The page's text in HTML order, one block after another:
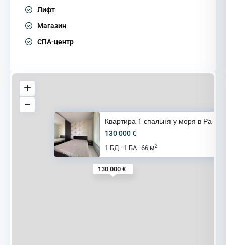
Лифт
Магазин
СПА-центр
130 000 €
Квартира 1 спальня у моря в Ра
130 000 €
1 БД · 1 БА · 66 м2